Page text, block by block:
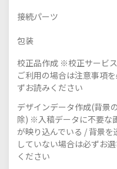
接続パーツ
包装
校正品作成 ※校正サービ
ご利用の場合は注意事項
ずお読みください
デザインデータ作成(背景
除) ※入稿データに不要な
が映り込んでいる / 背景を
していない場合は必ずお
ください